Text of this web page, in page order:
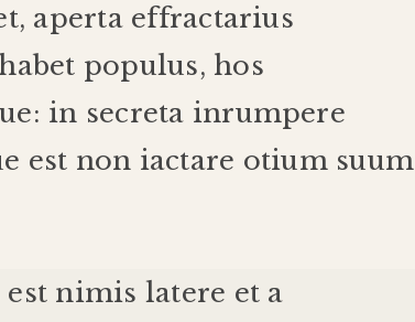
, aperta effractarius
habet populus, hos
: in secreta inrumpere
est non iactare otium suum
est nimis latere et a